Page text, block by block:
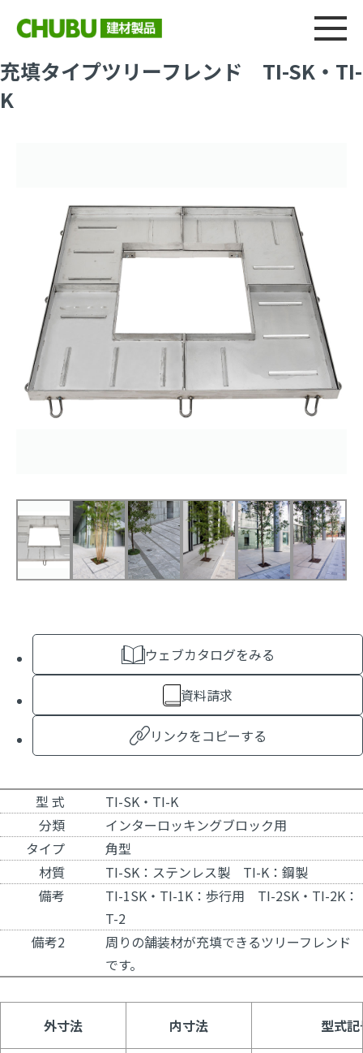
総合
充填タイプツリーフレンド TI-SK・TI-
K
ウェブカタログをみる
資料請求
リンクをコピーする
型 式
TI-SK・TI-K
分類
インターロッキングブロック用
タイプ
角型
材質
TI-SK：ステンレス製 TI-K：鋼製
備考
TI-1SK・TI-1K：歩行用 TI-2SK・TI-2K：
T-2
備考2
周りの舗装材が充填できるツリーフレンド
です。
外寸法 内寸法 型式